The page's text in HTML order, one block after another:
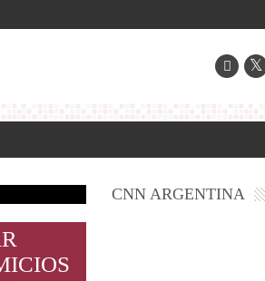
CNN ARGENTINA